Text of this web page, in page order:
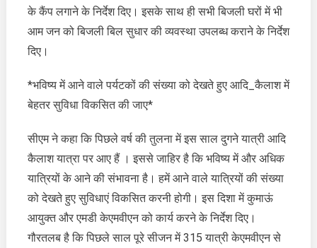
के कैंप लगाने के निर्देश दिए। इसके साथ ही सभी बिजली घरों में भी
आम जन को बिजली बिल सुधार की व्यवस्था उपलब्ध कराने के निर्देश
दिए।
*भविष्य में आने वाले पर्यटकों की संख्या को देखते हुए आदि_कैलाश में
बेहतर सुविधा विकसित की जाए*
सीएम ने कहा कि पिछले वर्ष की तुलना में इस साल दुगने यात्री आदि
कैलाश यात्रा पर आए हैं । इससे जाहिर है कि भविष्य में और अधिक
यात्रियों के आने की संभावना है। हमें आने वाले यात्रियों की संख्या
को देखते हुए सुविधाएं विकसित करनी होगी। इस दिशा में कुमाऊं
आयुक्त और एमडी केएमवीएन को कार्य करने के निर्देश दिए।
गौरतलब है कि पिछले साल पूरे सीजन में 315 यात्री केएमवीएन से